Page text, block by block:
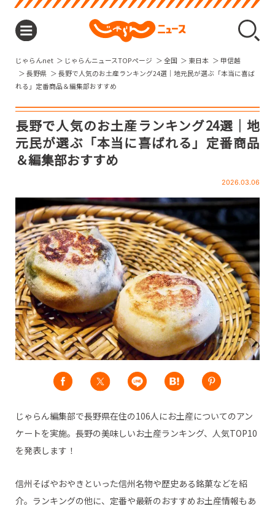
じゃらんnet じゃらんニュースTOPページ 全国 東日本
甲信越
長野県
長野で人気のお土産ランキング24選｜地元民が選ぶ「本当に喜ば
れる」定番商品＆編集部おすすめ
2026.03.06
長野で人気のお土産ランキング24選｜地
元民が選ぶ「本当に喜ばれる」定番商品
＆編集部おすすめ
じゃらん編集部で長野県在住の106人にお土産についてのアン
ケートを実施。長野の美味しいお土産ランキング、人気TOP10
を発表します！
信州そばやおやきといった信州名物や歴史ある銘菓などを紹
介。ランキングの他に、定番や最新のおすすめお土産情報もあ